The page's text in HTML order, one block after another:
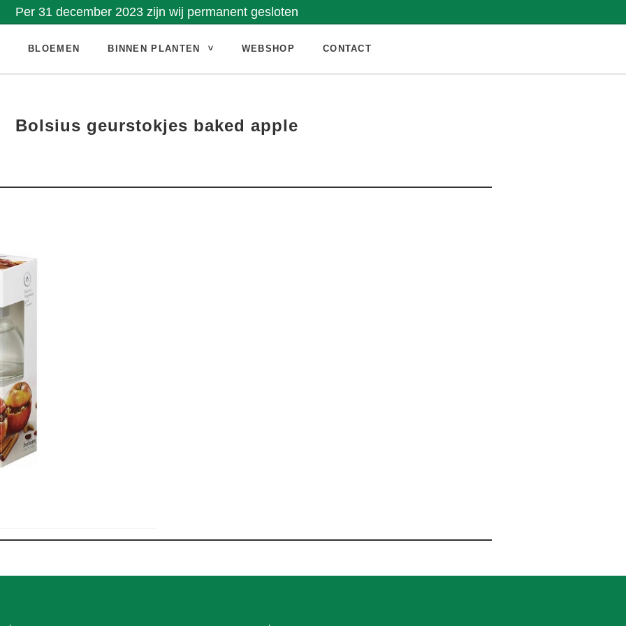
Per 31 december 2023 zijn wij permanent gesloten
BLOEMEN BINNEN PLANTEN WEBSHOP CONTACT
Bolsius geurstokjes baked apple